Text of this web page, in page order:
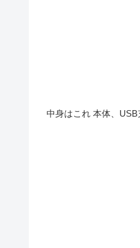
中身はこれ 本体、